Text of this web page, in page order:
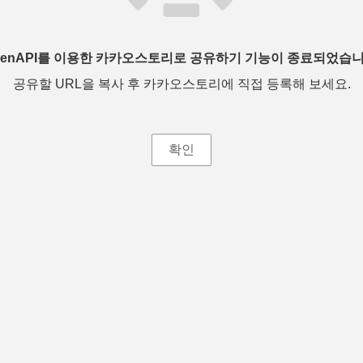
를 이용한 카카오스토리로 공유하기 기능이 종료되었습
공유할 URL을 복사 후 카카오스토리에 직접 등록해 보세요.
확인